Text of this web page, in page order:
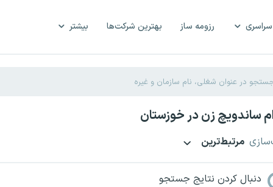
رزومه ساز بهترین شرکت‌ها بیشتر
ساندویچ زن در خوزستان
مرتبط‌ترین
دنبال کردن نتایج جستجو